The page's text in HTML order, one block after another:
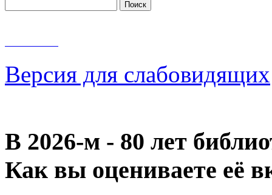
Версия для слабовидящих
В 2026‑м - 80 лет
Как вы оцениваете её